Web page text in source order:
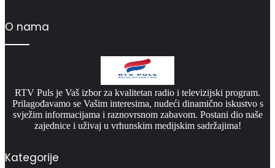
O nama
RTV Puls je Vaš izbor za kvalitetan radio i televizijski program.
Prilagođavamo se Vašim interesima, nudeći dinamično iskustvo s
svježim informacijama i raznovrsnom zabavom. Postani dio naše
zajednice i uživaj u vrhunskim medijskim sadržajima!
Kategorije